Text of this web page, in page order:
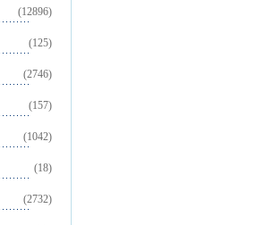
(12896)
(125)
(2746)
(157)
(1042)
(18)
(2732)